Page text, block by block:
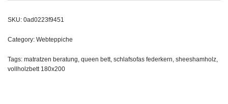
SKU: 0ad0223f9451
Category: Webteppiche
Tags: matratzen beratung queen bett schlafsofas federkern sheeshamholz
vollholzbett 180x200